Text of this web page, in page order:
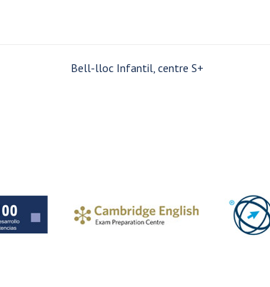
Bell-lloc Infantil, centre S+